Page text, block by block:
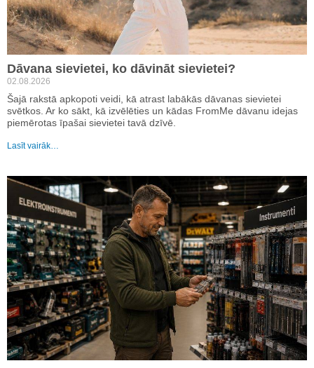
Dāvana sievietei, ko dāvināt sievietei?
02.08.2026
Šajā rakstā apkopoti veidi, kā atrast labākās dāvanas sievietei
svētkos. Ar ko sākt, kā izvēlēties un kādas FromMe dāvanu idejas
piemērotas īpašai sievietei tavā dzīvē.
Lasīt vairāk…